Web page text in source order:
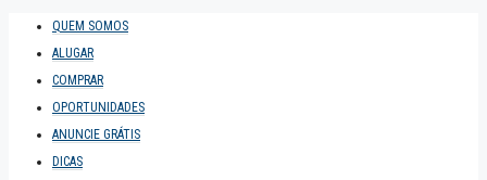
QUEM SOMOS
ALUGAR
COMPRAR
OPORTUNIDADES
ANUNCIE GRÁTIS
DICAS